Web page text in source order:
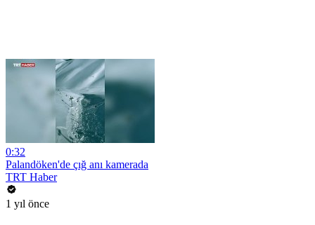
0:32
Palandöken'de çığ anı kamerada
TRT Haber
1 yıl önce